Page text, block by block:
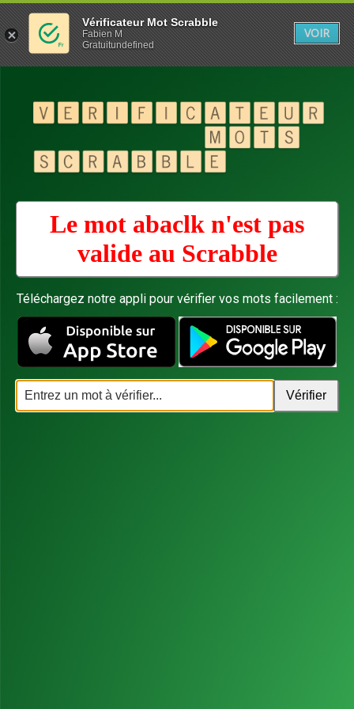
Le mot abaclk n'est pas
valide au Scrabble
Téléchargez notre appli pour vérifier vos mots facilement :
Vérificateur Mot Scrabble
Fabien M
Gratuitundefined
VOIR